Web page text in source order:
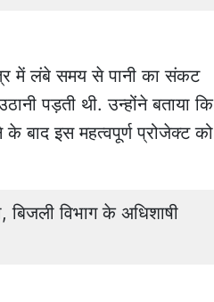
में लंबे समय से पानी का संकट
पड़ती थी. उन्होंने बताया कि
के बाद इस महत्वपूर्ण प्रोजेक्ट को
विभाग के अधिशाषी